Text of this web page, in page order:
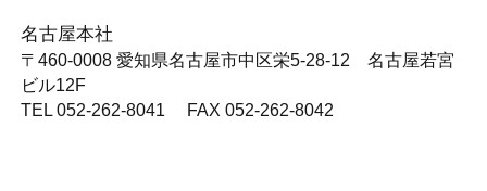
名古屋本社
〒460-0008愛知県名古屋市中区栄5-28-12 名古屋若宮
ビル12F
TEL 052-262-8041 FAX 052-262-8042